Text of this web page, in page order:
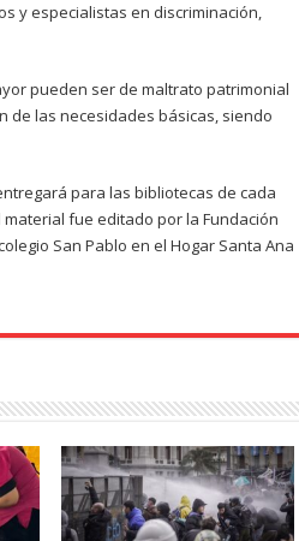
y especialistas en discriminación,
pueden ser de maltrato patrimonial
de las necesidades básicas, siendo
para las bibliotecas de cada
fue editado por la Fundación
San Pablo en el Hogar Santa Ana